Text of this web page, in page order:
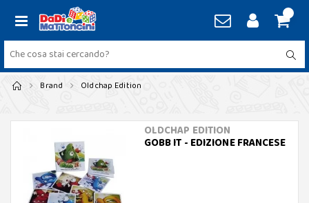
Brand Oldchap Edition
OLDCHAP EDITION
GOBB IT - EDIZIONE FRANCESE